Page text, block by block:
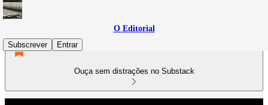
O Editorial
Subscrever
Entrar
Ouça sem distrações no Substack